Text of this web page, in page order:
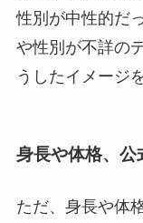
性別が中性的だ
や性別が不詳の
うしたイメージ
身長や体格、公
ただ、身長や体